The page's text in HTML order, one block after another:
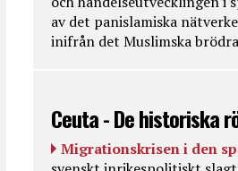
av det panislamiska
inifrån det Muslimska
Ceuta - De historiska
Migrationskrisen i den